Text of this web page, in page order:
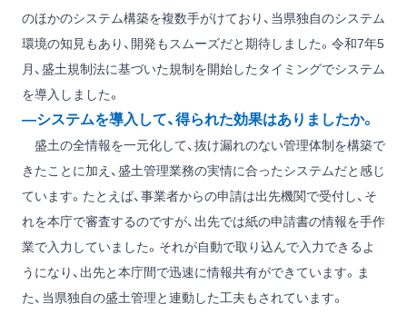
のほかのシステム構築を複数手がけており、当県独自のシステム
環境の知見もあり、開発もスムーズだと期待しました。令和7年5
月、盛土規制法に基づいた規制を開始したタイミングでシステム
を導入しました。
―システムを導入して、得られた効果はありましたか。
盛土の全情報を一元化して、抜け漏れのない管理体制を構築で
きたことに加え、盛土管理業務の実情に合ったシステムだと感じ
ています。たとえば、事業者からの申請は出先機関で受付し、そ
れを本庁で審査するのですが、出先では紙の申請書の情報を手作
業で入力していました。それが自動で取り込んで入力できるよ
うになり、出先と本庁間で迅速に情報共有ができています。ま
た、当県独自の盛土管理と連動した工夫もされています。